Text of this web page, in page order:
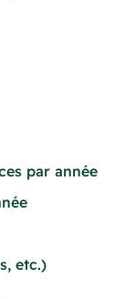
par année
etc.)